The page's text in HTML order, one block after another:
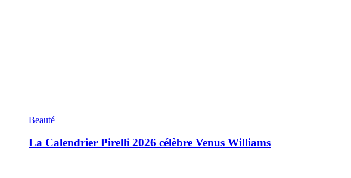
Beauté
La Calendrier Pirelli 2026 célèbre Venus Williams